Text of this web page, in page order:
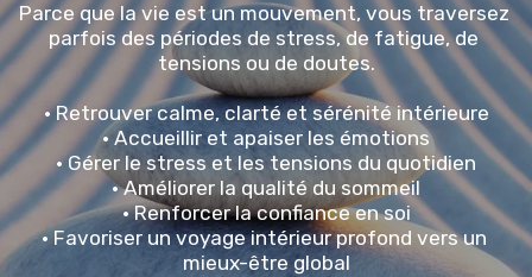
Parce que la vie est un mouvement, vous traversez
parfois des périodes de stress, de fatigue, de
tensions ou de doutes.
• Retrouver calme, clarté et sérénité intérieure
• Accueillir et apaiser les émotions
• Gérer le stress et les tensions du quotidien
• Améliorer la qualité du sommeil
• Renforcer la confiance en soi
• Favoriser un voyage intérieur profond vers un
mieux-être global